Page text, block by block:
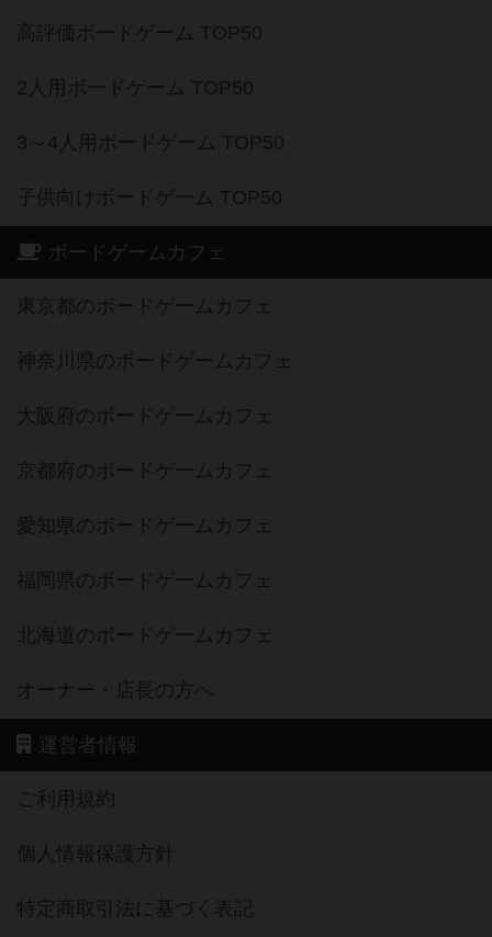
高評価ボードゲーム TOP50
2人用ボードゲーム TOP50
3～4人用ボードゲーム TOP50
子供向けボードゲーム TOP50
ボードゲームカフェ
東京都のボードゲームカフェ
神奈川県のボードゲームカフェ
大阪府のボードゲームカフェ
京都府のボードゲームカフェ
愛知県のボードゲームカフェ
福岡県のボードゲームカフェ
北海道のボードゲームカフェ
オーナー・店長の方へ
運営者情報
ご利用規約
個人情報保護方針
特定商取引法に基づく表記